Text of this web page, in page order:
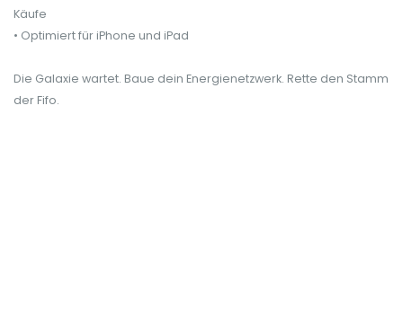
Käufe
• Optimiert für iPhone und iPad
Die Galaxie wartet. Baue dein Energienetzwerk. Rette den Stamm
der Fifo.